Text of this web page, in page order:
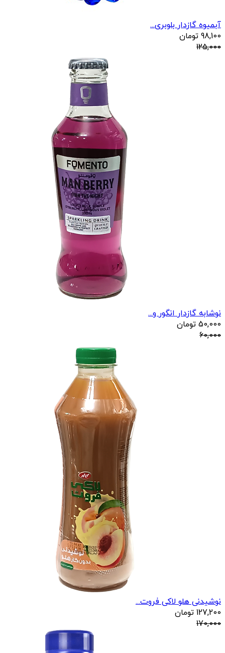
آبمیوه گازدار بلوبری...
98,100 تومان
125,000
نوشابه گازدار انگور و...
50,000 تومان
60,000
نوشیدنی هلو لاکی فروت...
127,200 تومان
170,000